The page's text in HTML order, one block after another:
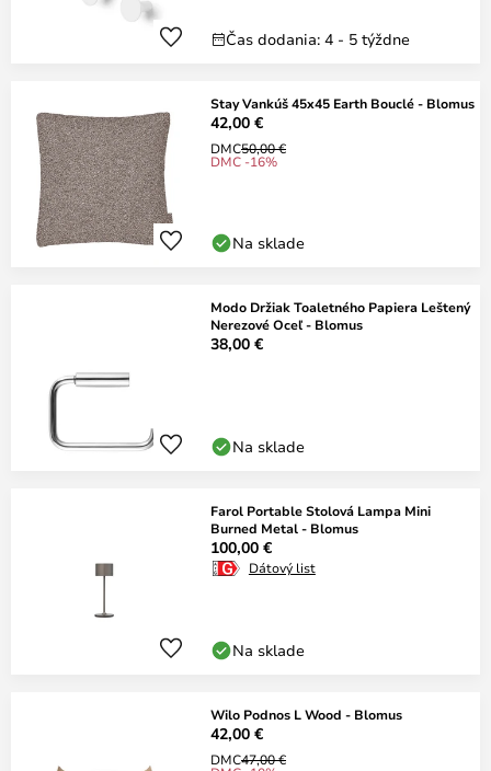
Čas dodania: 4 - 5 týždne
Stay Vankúš 45x45 Earth Bouclé - Blomus
42,00 €
DMC50,00 €
DMC -16%
Na sklade
Modo Držiak Toaletného Papiera Leštený
Nerezové Oceľ - Blomus
38,00 €
Na sklade
Farol Portable Stolová Lampa Mini
Burned Metal - Blomus
100,00 €
Dátový list
Na sklade
Wilo Podnos L Wood - Blomus
42,00 €
DMC47,00 €